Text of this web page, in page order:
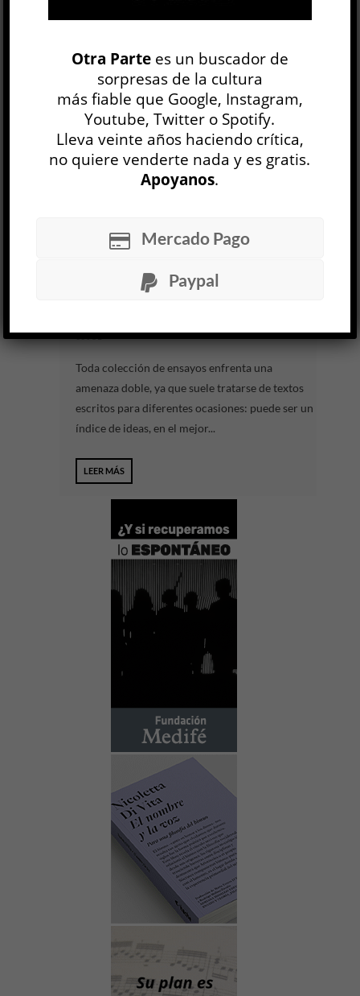
Provincias Un-Idas
TEORÍA Y ENSAYO
30 JUL
La provincia suele pensarse como región, zona
de extracción, ruralidad, interior y un largo
etcétera. Provincias Un-Idaspropone, desde el
título, reclamar la palabra para leer el...
Alejandro Crotto
30 JUL
Toda colección de ensayos enfrenta una
amenaza doble, ya que suele tratarse de textos
escritos para diferentes ocasiones: puede ser un
índice de ideas, en el mejor...
LEER MÁS
Otra Partees un buscador de
sorpresas de la cultura
más fiable que Google, Instagram,
Youtube, Twitter o Spotify.
Lleva veinte años haciendo crítica,
no quiere venderte nada y es gratis.
Apoyanos.
Mercado Pago
Paypal